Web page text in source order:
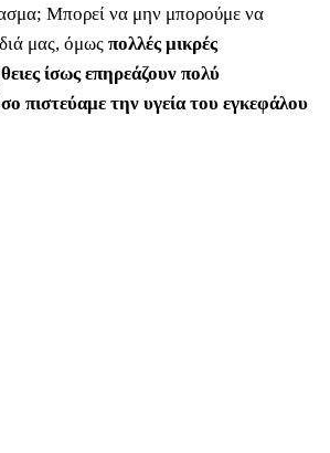
Μπορεί να μην μπορούμε να
μας, όμως πολλές μικρές
ίσως επηρεάζουν πολύ
πιστεύαμε την υγεία του εγκεφάλου